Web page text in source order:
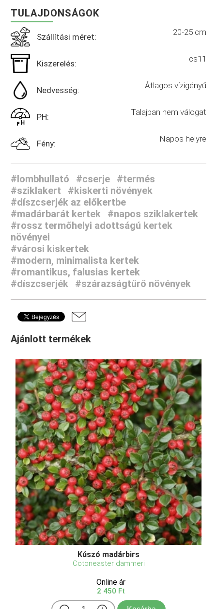
TULAJDONSÁGOK
Szállítási méret: 20-25 cm
Kiszerelés: cs11
Nedvesség: Átlagos vízigényű
PH: Talajban nem válogat
Fény: Napos helyre
#lombhullató #cserje
#termés
#sziklakert
#kiskerti növények
#díszcserjék az előkertbe
#madárbarát kertek
#napos sziklakertek
#rossz termőhelyi adottságú kertek
növényei
#városi kiskertek
#modern, minimalista kertek
#romantikus, falusias kertek
#díszcserjék
#szárazságtűrő növények
Ajánlott termékek
Kúszó madárbirs
Cotoneaster dammeri
Online ár
2 450 Ft